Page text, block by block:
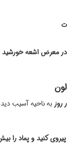
در معرض اشعه خورشید
روز به ناحیه آسیب
کنید و پماد را